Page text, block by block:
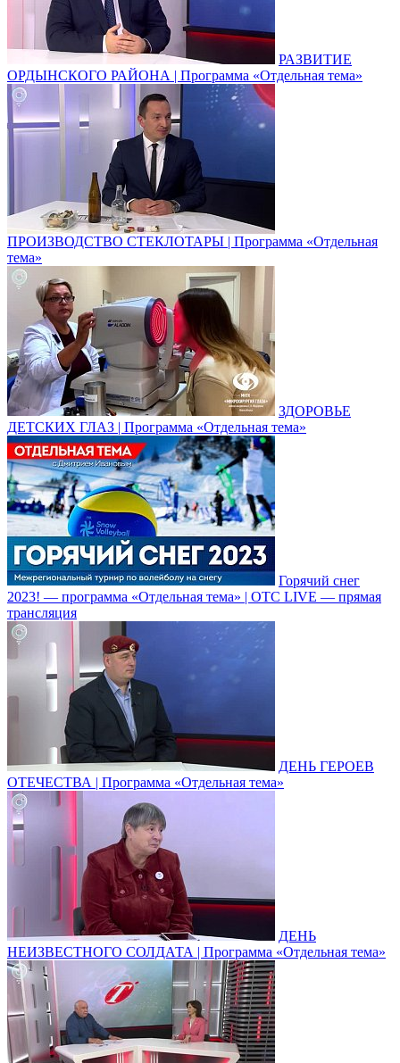
РАЗВИТИЕ
ОРДЫНСКОГО РАЙОНА | Программа «Отдельная тема»
ПРОИЗВОДСТВО СТЕКЛОТАРЫ | Программа «Отдельная
тема»
ЗДОРОВЬЕ
ДЕТСКИХ ГЛАЗ | Программа «Отдельная тема»
Горячий снег
2023! — программа «Отдельная тема» | ОТС LIVE — прямая
трансляция
ДЕНЬ ГЕРОЕВ
ОТЕЧЕСТВА | Программа «Отдельная тема»
ДЕНЬ
НЕИЗВЕСТНОГО СОЛДАТА | Программа «Отдельная тема»